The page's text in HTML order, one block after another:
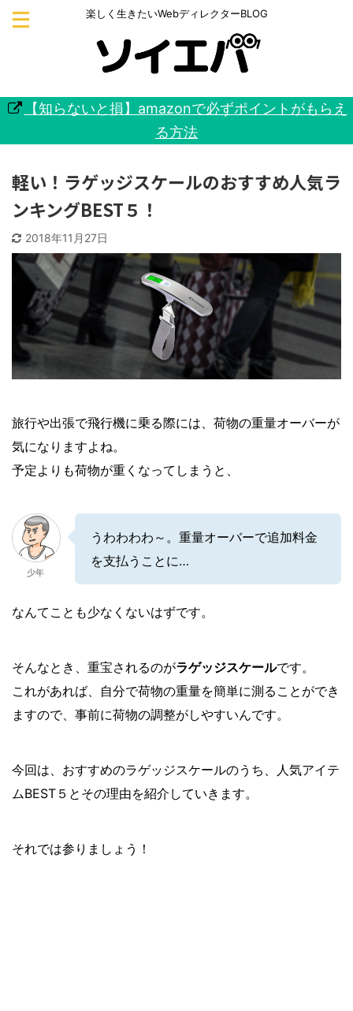
楽しく生きたいWebディレクターBLOG
【知らないと損】amazonで必ずポイントがもらえ
る方法
軽い！ラゲッジスケールのおすすめ人気ラ
ンキングBEST５！
2018年11月27日
旅行や出張で飛行機に乗る際には、荷物の重量オーバーが
気になりますよね。
予定よりも荷物が重くなってしまうと、
少年
うわわわわ～。重量オーバーで追加料金
を支払うことに…
なんてことも少なくないはずです。
そんなとき、重宝されるのがラゲッジスケールです。
これがあれば、自分で荷物の重量を簡単に測ることができ
ますので、事前に荷物の調整がしやすいんです。
今回は、おすすめのラゲッジスケールのうち、人気アイテ
ムBEST５とその理由を紹介していきます。
それでは参りましょう！